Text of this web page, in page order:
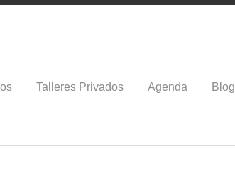
Talleres Privados Agenda Blog